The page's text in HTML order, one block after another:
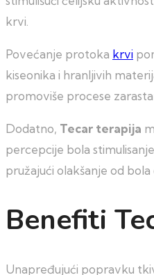
krvi.
Povećanje protoka krvi
kiseonika i hranljivih
promoviše procese
Dodatno, Tecar terapija
percepcije bola
pružajući olakšanje od
Benefiti
Unapređujući popravku